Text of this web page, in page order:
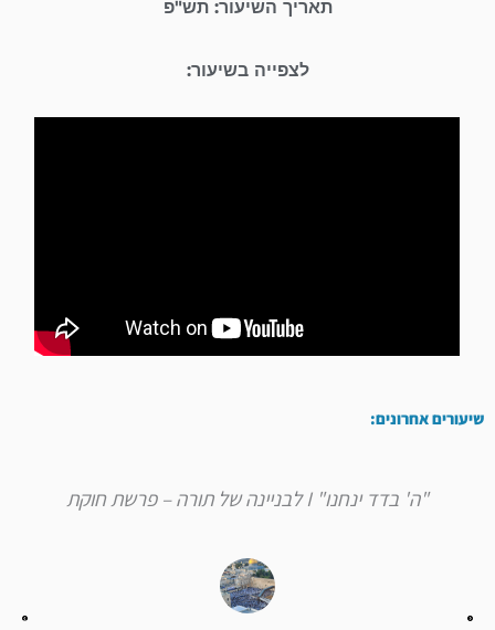
תאריך השיעור: תש"פ
לצפייה בשיעור:
שיעורים אחרונים:
"ה' בדד ינחנו" I לבניינה של תורה – פרשת חוקת